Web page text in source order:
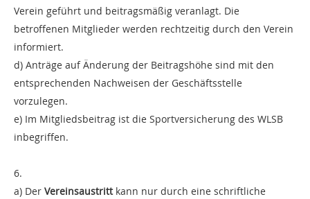
Verein geführt und beitragsmäßig veranlagt. Die
betroffenen Mitglieder werden rechtzeitig durch den Verein
informiert.
d) Anträge auf Änderung der Beitragshöhe sind mit den
entsprechenden Nachweisen der Geschäftsstelle
vorzulegen.
e) Im Mitgliedsbeitrag ist die Sportversicherung des WLSB
inbegriffen.
6.
a) Der Vereinsaustrittkann nur durch eine schriftliche